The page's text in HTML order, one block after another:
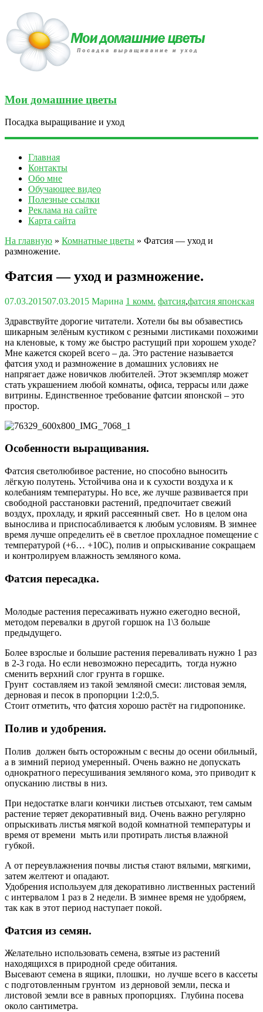
Мои домашние цветы
Посадка выращивание и уход
Главная
Контакты
Обо мне
Обучающее видео
Полезные ссылки
Реклама на сайте
Карта сайта
На главную » Комнатные цветы » Фатсия — уход и
размножение.
Фатсия — уход и размножение.
07.03.201507.03.2015 Марина 1 комм. фатсия,фатсия японская
Здравствуйте дорогие читатели. Хотели бы вы обзавестись
шикарным зелёным кустиком с резными листиками похожими
на кленовые, к тому же быстро растущий при хорошем уходе?
Мне кажется скорей всего – да. Это растение называется
фатсия уход и размножение в домашних условиях не
напрягает даже новичков любителей. Этот экземпляр может
стать украшением любой комнаты, офиса, террасы или даже
витрины. Единственное требование фатсии японской – это
простор.
Особенности выращивания.
Фатсия светолюбивое растение, но способно выносить
лёгкую полутень. Устойчива она и к сухости воздуха и к
колебаниям температуры. Но все, же лучше развивается при
свободной расстановки растений, предпочитает свежий
воздух, прохладу, и яркий рассеянный свет. Но в целом она
вынослива и приспосабливается к любым условиям. В зимнее
время лучше определить её в светлое прохладное помещение с
температурой (+6… +10С), полив и опрыскивание сокращаем
и контролируем влажность земляного кома.
Фатсия пересадка.
Молодые растения пересаживать нужно ежегодно весной,
методом перевалки в другой горшок на 1\3 больше
предыдущего.
Более взрослые и большие растения переваливать нужно 1 раз
в 2-3 года. Но если невозможно пересадить, тогда нужно
сменить верхний слог грунта в горшке.
Грунт составляем из такой земляной смеси: листовая земля,
дерновая и песок в пропорции 1:2:0,5.
Стоит отметить, что фатсия хорошо растёт на гидропонике.
Полив и удобрения.
Полив должен быть осторожным с весны до осени обильный,
а в зимний период умеренный. Очень важно не допускать
однократного пересушивания земляного кома, это приводит к
опусканию листвы в низ.
При недостатке влаги кончики листьев отсыхают, тем самым
растение теряет декоративный вид. Очень важно регулярно
опрыскивать листья мягкой водой комнатной температуры и
время от времени мыть или протирать листья влажной
губкой.
А от переувлажнения почвы листья стают вялыми, мягкими,
затем желтеют и опадают.
Удобрения используем для декоративно лиственных растений
с интервалом 1 раз в 2 недели. В зимнее время не удобряем,
так как в этот период наступает покой.
Фатсия из семян.
Желательно использовать семена, взятые из растений
находящихся в природной среде обитания.
Высевают семена в ящики, плошки, но лучше всего в кассеты
с подготовленным грунтом из дерновой земли, песка и
листовой земли все в равных пропорциях. Глубина посева
около сантиметра.